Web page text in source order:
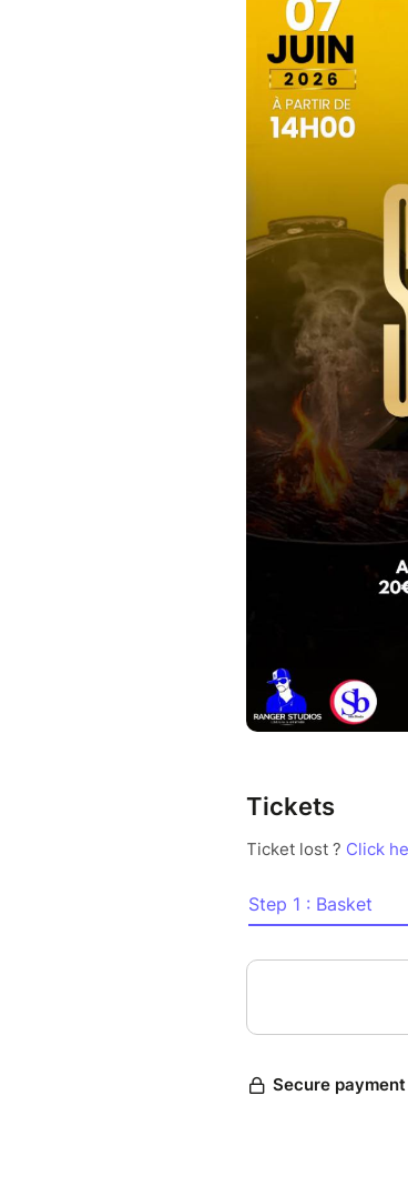
???? Infoline :
+33 6 51 61 53 23
+32 465 19 93 76
Ne manquez pas
ambiance
aisissez votre
Tickets